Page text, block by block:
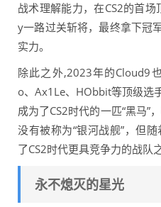
战术理解能力，在CS2的首
y一路过关斩将，最终拿下冠
实力。
除此之外,2023年的Cloud9
o、Ax1Le、HObbit等顶级选
成为了CS2时代的一匹“黑马”
没有被称为“银河战舰”，但
了CS2时代更具竞争力的战队
永不熄灭的星光